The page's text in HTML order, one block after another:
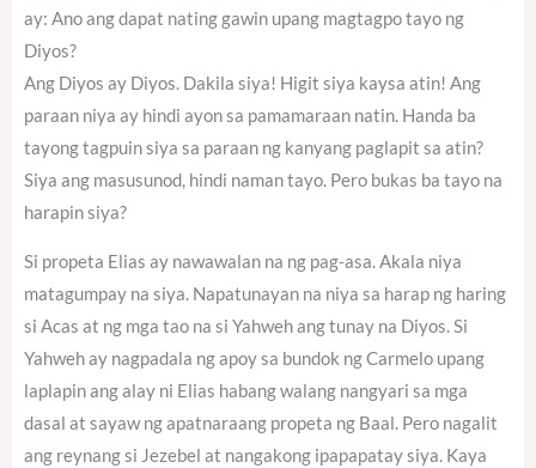
ay: Ano ang dapat nating gawin upang magtagpo tayo ng
Diyos?
Ang Diyos ay Diyos. Dakila siya! Higit siya kaysa atin! Ang
paraan niya ay hindi ayon sa pamamaraan natin. Handa ba
tayong tagpuin siya sa paraan ng kanyang paglapit sa atin?
Siya ang masusunod, hindi naman tayo. Pero bukas ba tayo na
harapin siya?
Si propeta Elias ay nawawalan na ng pag-asa. Akala niya
matagumpay na siya. Napatunayan na niya sa harap ng haring
si Acas at ng mga tao na si Yahweh ang tunay na Diyos. Si
Yahweh ay nagpadala ng apoy sa bundok ng Carmelo upang
laplapin ang alay ni Elias habang walang nangyari sa mga
dasal at sayaw ng apatnaraang propeta ng Baal. Pero nagalit
ang reynang si Jezebel at nangakong ipapapatay siya. Kaya